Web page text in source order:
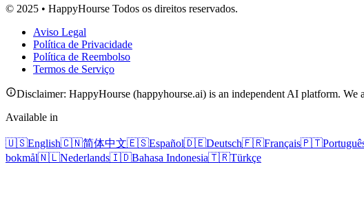
© 2025 • HappyHourse Todos os direitos reservados.
Aviso Legal
Política de Privacidade
Política de Reembolso
Termos de Serviço
Disclaimer: HappyHourse (happyhourse.ai) is an independent AI platform.
Available in
🇺🇸English🇨🇳简体中文🇪🇸Español🇩🇪Deutsch🇫🇷Français🇵🇹
bokmål🇳🇱Nederlands🇮🇩Bahasa Indonesia🇹🇷Türkçe